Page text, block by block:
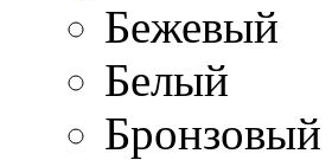
Бежевый
Белый
Бронзовый